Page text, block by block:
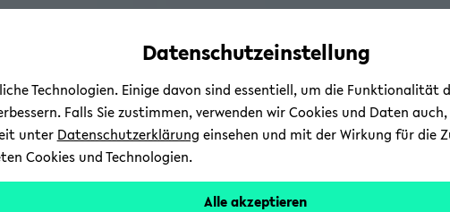
Automatische
vermeiden
zum
wechseln
zum
wechseln
zum
wechseln
Datenschutzeinstellung
Technologien. Einige davon sind essentiell, um die Funktionalität
Falls Sie zustimmen, verwenden wir Cookies und Daten
unter Datenschutzerklärung einsehen und mit der Wirkung für die
Cookies und Technologien.
Alle akzeptieren